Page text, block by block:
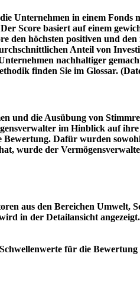
Unternehmen in einem
Score basiert auf einem
den höchsten positiven und
Anteil von
nachhaltiger
finden Sie im Glossar.
und die Ausübung von
im Hinblick auf
Dafür wurden
wurde der
aus den Bereichen Umwelt,
in der Detailansicht
für die